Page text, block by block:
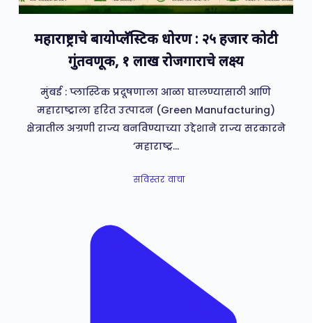
महाराष्ट्राचे बायोप्लॅस्टिक धोरण : २५ हजार कोटी
गुंतवणूक, १ लाख रोजगाराचे लक्ष्य
मुंबई : प्लास्टिक प्रदूषणाला आळा घालण्यासाठी आणि
महाराष्ट्राला हरित उत्पादन (Green Manufacturing)
क्षेत्रातील अग्रणी राज्य बनविण्याच्या उद्देशाने राज्य सरकारने
‘महाराष्ट्र…
सविस्तर वाचा